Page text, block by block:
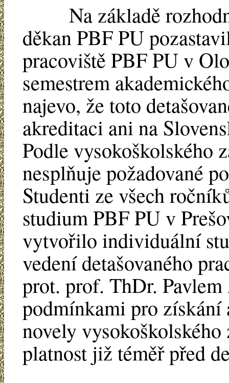
Na základě rozhodní
děkan PBF PU
pracoviště PBF PU v
semestrem
najevo, že toto
akreditaci ani na
Podle vysokoškolského
nesplňuje požadované
Studenti ze všech
studium PBF PU v
vytvořilo individuální
vedení detašovaného
prot. prof. ThDr.
podmínkami pro získání
novely
platnost již téměř před